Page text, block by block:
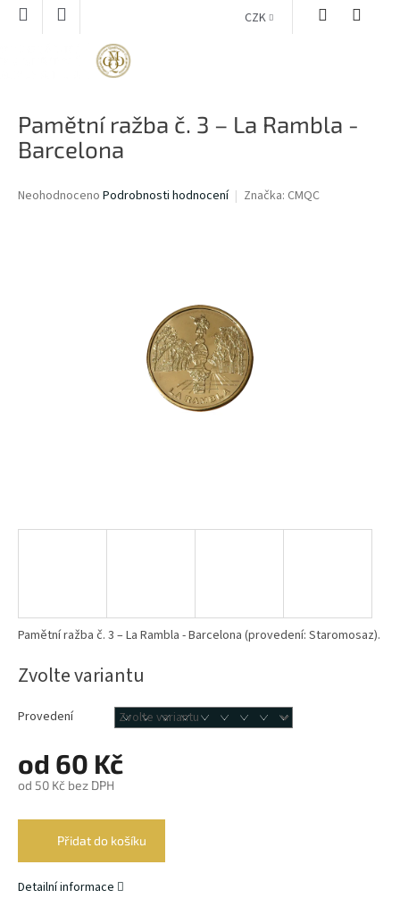
Přejít
CZK
Pamětní ražba č. 3 – La Rambla -
Barcelona
Průměrné
Neohodnoceno Podrobnosti hodnocení Značka: CMQC
od 60 Kč
od 50 Kč bez DPH
Zvolte variantu
Provedení
Přidat do košíku
Pamětní ražba č. 3 – La Rambla - Barcelona (provedení: Staromosaz).
Detailní informace